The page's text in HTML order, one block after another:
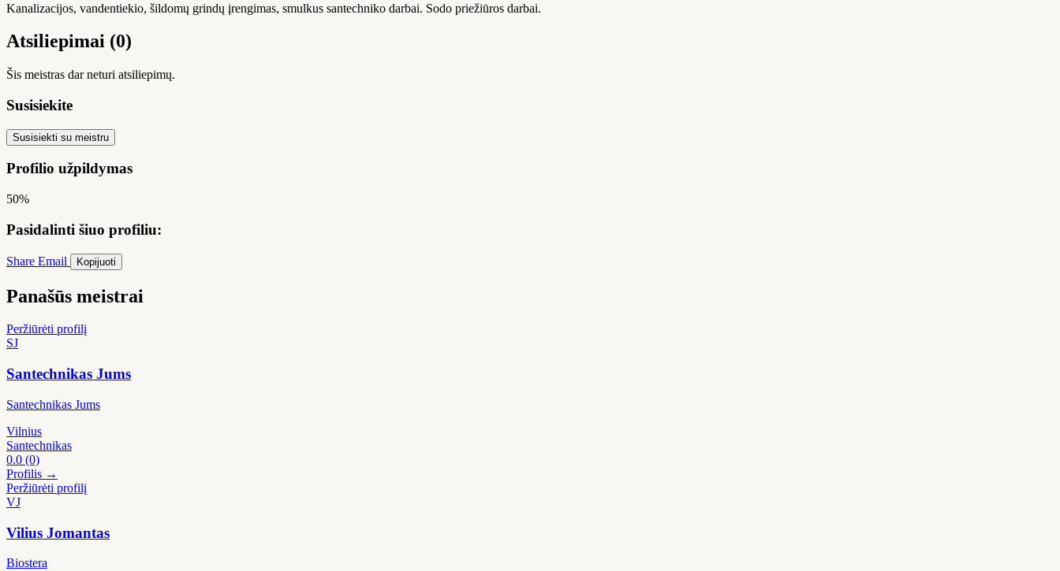
Kanalizacijos, vandentiekio, šildomų grindų įrengimas, smulkus santechniko darbai. Sodo priežiūros darbai.
Atsiliepimai (0)
Šis meistras dar neturi atsiliepimų.
Susisiekite
Susisiekti su meistru
Profilio užpildymas
50%
Pasidalinti šiuo profiliu:
Share Email Kopijuoti
Panašūs meistrai
Peržiūrėti profilį
SJ
Santechnikas Jums
Santechnikas Jums
Vilnius
Santechnikas
0.0 (0)
Profilis →
Peržiūrėti profilį
VJ
Vilius Jomantas
Biostera